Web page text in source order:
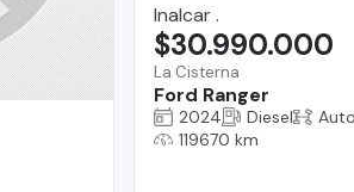
Inalcar .
La Cisterna
Ford Ranger
$30.990.000
2024 Diesel
119670 km